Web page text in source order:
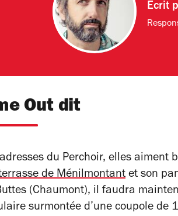
Écrit
Out dit
du Perchoir, elles aiment
de Ménilmontant et son
(Chaumont), il faudra
surmontée d’une coupole de